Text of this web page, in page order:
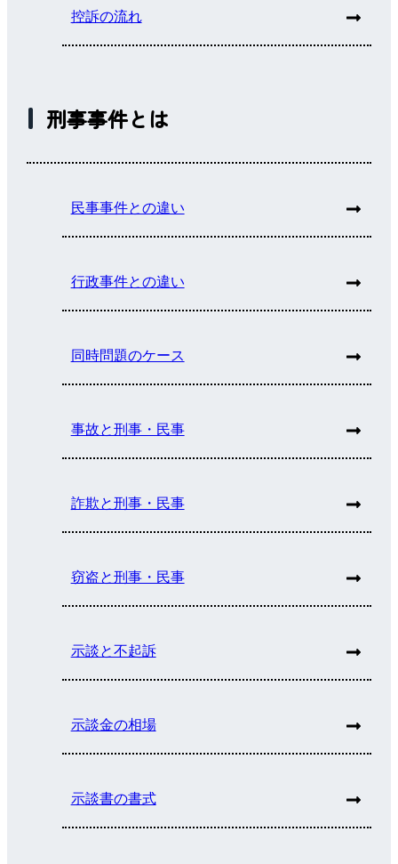
控訴の流れ
刑事事件とは
民事事件との違い
行政事件との違い
同時問題のケース
事故と刑事・民事
詐欺と刑事・民事
窃盗と刑事・民事
示談と不起訴
示談金の相場
示談書の書式